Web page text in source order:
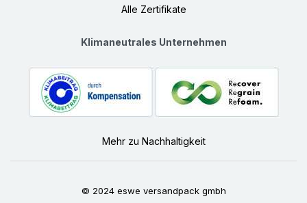
Alle Zertifikate
Klimaneutrales Unternehmen
Mehr zu Nachhaltigkeit
© 2024 eswe versandpack gmbh